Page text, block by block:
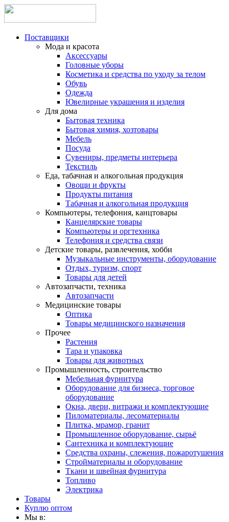
Поставщики
Мода и красота
Аксессуары
Головные уборы
Косметика и средства по уходу за телом
Обувь
Одежда
Ювелирные украшения и изделия
Для дома
Бытовая техника
Бытовая химия, хозтовары
Мебель
Посуда
Сувениры, предметы интерьера
Текстиль
Еда, табачная и алкогольная продукция
Овощи и фрукты
Продукты питания
Табачная и алкогольная продукция
Компьютеры, телефония, канцтовары
Канцелярские товары
Компьютеры и оргтехника
Телефония и средства связи
Детские товары, развлечения, хобби
Музыкальные инструменты, оборудование
Отдых, туризм, спорт
Товары для детей
Автозапчасти, техника
Автозапчасти
Медицинские товары
Оптика
Товары медицинского назначения
Прочее
Растения
Тара и упаковка
Товары для животных
Промышленность, строительство
Мебельная фурнитура
Оборудование для бизнеса, торговое
оборудование
Окна, двери, витражи и комплектующие
Пиломатериалы, лесоматериалы
Плитка, мрамор, гранит
Промышленное оборудование, сырьё
Сантехника и комплектующие
Средства охраны, слежения, пожаротушения
Стройматериалы и оборудование
Ткани и швейная фурнитура
Топливо
Электрика
Товары
Куплю оптом
Мы в: